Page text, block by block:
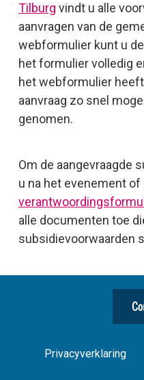
Tilburg vindt u alle
aanvragen van de
webformulier kunt u
het formulier volledig
het webformulier
aanvraag zo snel
genomen.
Om de aangevraagde
u na het evenement
alle documenten toe
subsidievoorwaarden
Privacyverklaring